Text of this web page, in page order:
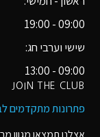
09:00 - 19:00
שישי וערבי חג:
09:00 - 13:00
JOIN THE CLUB
פתרונות מתקדמים